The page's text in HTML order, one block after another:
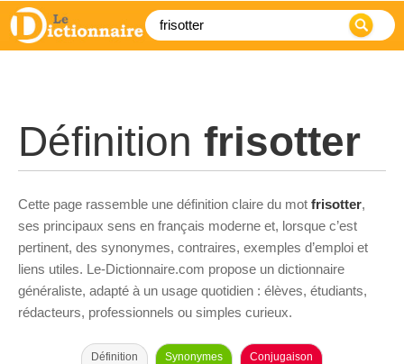
Définition frisotter
Cette page rassemble une définition claire du mot frisotter,
ses principaux sens en français moderne et, lorsque c’est
pertinent, des synonymes, contraires, exemples d’emploi et
liens utiles. Le-Dictionnaire.com propose un dictionnaire
généraliste, adapté à un usage quotidien : élèves, étudiants,
rédacteurs, professionnels ou simples curieux.
Définition Synonymes Conjugaison